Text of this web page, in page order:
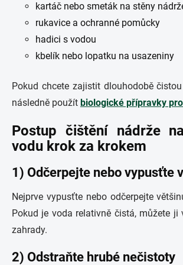
kartáč nebo smeták na stěny
rukavice a ochranné pomůcky
hadici s vodou
kbelík nebo lopatku na usazeniny
Pokud chcete zajistit dlouhodobě
následně použít biologické přípravky
Postup čištění nádrže
vodu krok za krokem
1) Odčerpejte nebo vypusťte
Nejprve vypusťte nebo odčerpejte
Pokud je voda relativně čistá, můžete ji
zahrady.
2) Odstraňte hrubé nečistoty